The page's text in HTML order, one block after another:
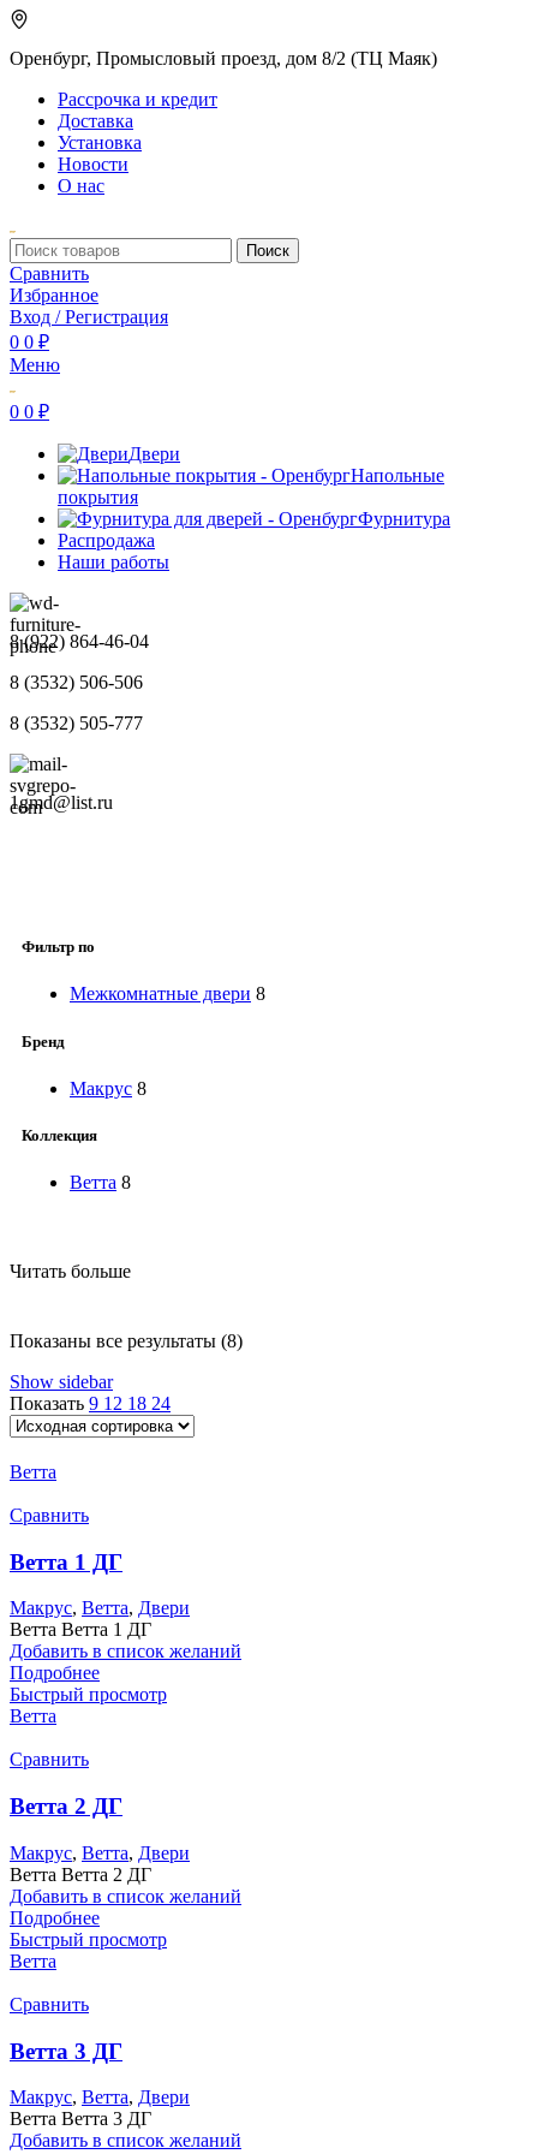
Оренбург, Промысловый проезд, дом 8/2 (ТЦ Маяк)
Рассрочка и кредит
Доставка
Установка
Новости
О нас
Поиск
Сравнить
Избранное
Вход / Регистрация
0 0 ₽
Меню
0 0 ₽
Двери
Напольные
покрытия
Фурнитура
Распродажа
Наши работы
8 (922) 864-46-04
8 (3532) 506-506
8 (3532) 505-777
1gmd@list.ru
Фильтр по
Межкомнатные двери 8
Бренд
Макрус 8
Коллекция
Ветта 8
Читать больше
Показаны все результаты (8)
Show sidebar
Показать 9 12 18 24
Ветта
Сравнить
Ветта 1 ДГ
Макрус, Ветта, Двери
Ветта Ветта 1 ДГ
Добавить в список желаний
Подробнее
Быстрый просмотр
Ветта
Сравнить
Ветта 2 ДГ
Макрус, Ветта, Двери
Ветта Ветта 2 ДГ
Добавить в список желаний
Подробнее
Быстрый просмотр
Ветта
Сравнить
Ветта 3 ДГ
Макрус, Ветта, Двери
Ветта Ветта 3 ДГ
Добавить в список желаний